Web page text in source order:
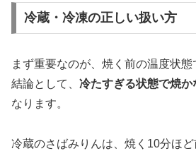
冷蔵・冷凍の正しい扱い方
まず重要なのが、焼く前の温度状態
結論として、 冷たすぎる状態で焼か
なります。
冷蔵のさばみりんは、焼く10分ほ